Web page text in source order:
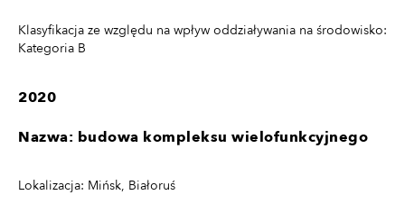
Klasyfikacja ze względu na wpływ oddziaływania na środowisko:
Kategoria B
2020
Nazwa: budowa kompleksu wielofunkcyjnego
Lokalizacja: Mińsk, Białoruś